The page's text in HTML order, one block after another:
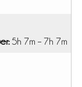
5h 7m – 7h 7m